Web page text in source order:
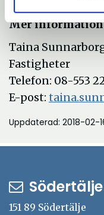
Mer
Taina
Fastigheter
Telefon: 08-553
E-post:
Uppdaterad: 2018-02-
151 89 Södertälje